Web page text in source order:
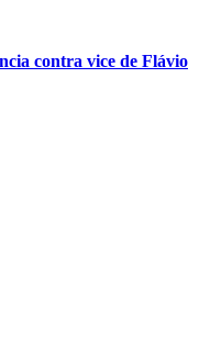
contra vice de Flávio